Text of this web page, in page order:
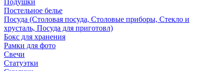
Подушки
Постельное белье
Посуда (Столовая посуда, Столовые приборы, Стекло и
хрусталь, Посуда для приготовл)
Бокс для хранения
Рамки для фото
Свечи
Статуэтки